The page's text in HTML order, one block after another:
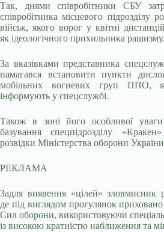
Так, днями співробітники СБУ
співробітника місцевого підрозділу
військ, якого ворог у квітні
як ідеологічного прихильника рашизму.
За вказівками представника
намагався встановити пункти
мобільних вогневих груп ППО,
інформують у спецслужбі.
Також в зоні його особливої
базування спецпідрозділу
розвідки Міністерства оборони
РЕКЛАМА
Задля виявення «цілей» зловмисник
де під виглядом прогулянок приховано
Сил оборони, використовуючи
із високою кратністю наближення та